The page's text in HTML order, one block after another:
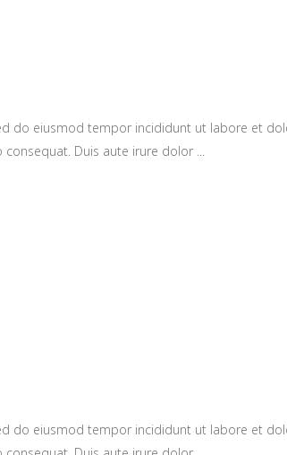
do eiusmod tempor incididunt ut labore et
Duis aute irure dolor
do eiusmod tempor incididunt ut labore et